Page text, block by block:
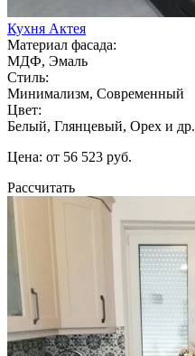
Кухня Актея
Материал фасада:
МДФ, Эмаль
Стиль:
Минимализм, Современный
Цвет:
Белый, Глянцевый, Орех и др.
Цена: от 56 523 руб.
Рассчитать